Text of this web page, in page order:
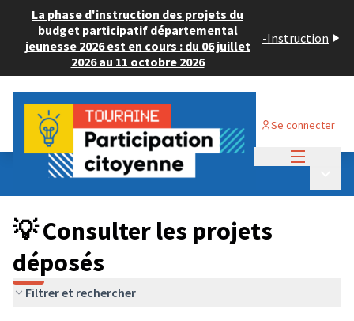
La phase d'instruction des projets du
budget participatif départemental
jeunesse 2026 est en cours : du 06 juillet
2026 au 11 octobre 2026
-Instruction
Se connecter
Budget Participatif JEUNESSE 2024
💡 Consulter les projets déposés
💡 Consulter les projets
déposés
Filtrer et rechercher